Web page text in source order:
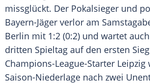
missglückt. Der Pokalsieger und
Bayern-Jäger verlor am
Berlin mit 1:2 (0:2) und wartet
dritten Spieltag auf den ersten
Champions-League-Starter
Saison-Niederlage nach zwei